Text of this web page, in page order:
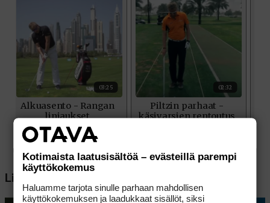
Lisää aiheesta
Kotimaista laatusisältöä – evästeillä parempi
käyttökokemus
Haluamme tarjota sinulle parhaan mahdollisen
käyttökokemuksen ja laadukkaat sisällöt, siksi